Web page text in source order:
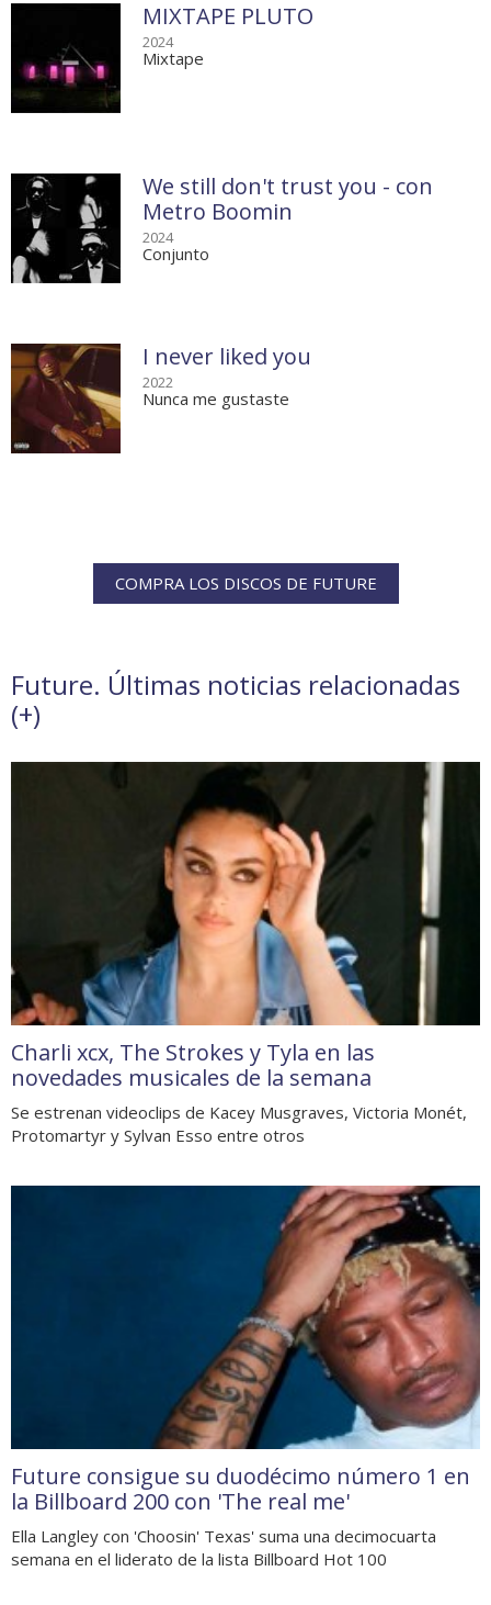
MIXTAPE PLUTO
2024
Mixtape
We still don't trust you - con
Metro Boomin
2024
Conjunto
I never liked you
2022
Nunca me gustaste
COMPRA LOS DISCOS DE FUTURE
Future. Últimas noticias relacionadas
(+)
Charli xcx, The Strokes y Tyla en las
novedades musicales de la semana
Se estrenan videoclips de Kacey Musgraves, Victoria Monét,
Protomartyr y Sylvan Esso entre otros
Future consigue su duodécimo número 1 en
la Billboard 200 con 'The real me'
Ella Langley con 'Choosin' Texas' suma una decimocuarta
semana en el liderato de la lista Billboard Hot 100